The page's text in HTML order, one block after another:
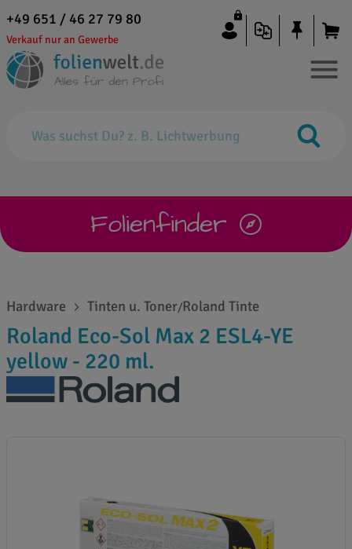
+49 651 / 46 27 79 80
Verkauf nur an Gewerbe
Folienfinder
Hardware Tinten u. Toner/Roland Tinte
Roland Eco-Sol Max 2 ESL4-YE
yellow - 220 ml.